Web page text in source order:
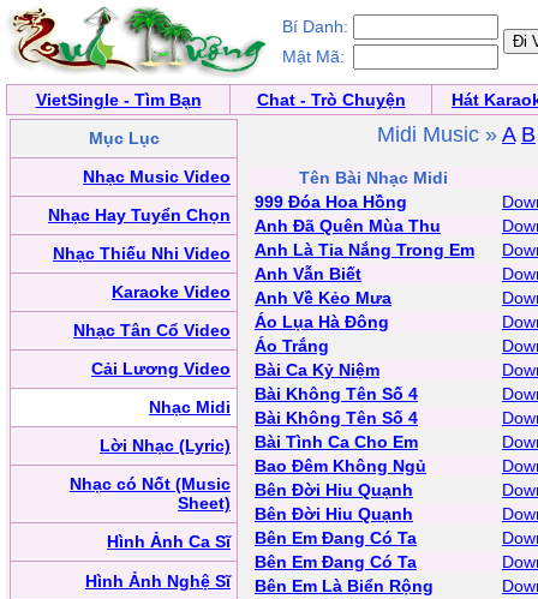
Bí Danh:
Mật Mã:
VietSingle - Tìm Bạn Chat - Trò Chuyện
Hát
Mục Lục
Nhạc Music Video
Nhạc Hay Tuyển Chọn
Nhạc Thiếu Nhi Video
Karaoke Video
Nhạc Tân Cổ Video
Cải Lương Video
Nhạc Midi
Lời Nhạc (Lyric)
Nhạc có Nốt (Music
Sheet)
Hình Ảnh Ca Sĩ
Hình Ảnh Nghệ Sĩ
Midi Music » A B
Tên Bài Nhạc Midi
999 Đóa Hoa Hồng
Anh Đã Quên Mùa Thu
Anh Là Tia Nắng Trong Em
Anh Vẫn Biết
Anh Về Kẻo Mưa
Áo Lụa Hà Đông
Áo Trắng
Bài Ca Kỷ Niệm
Bài Không Tên Số 4
Bài Không Tên Số 4
Bài Tình Ca Cho Em
Bao Đêm Không Ngủ
Bên Đời Hiu Quạnh
Bên Đời Hiu Quạnh
Bên Em Đang Có Ta
Bên Em Đang Có Ta
Bên Em Là Biển Rộng